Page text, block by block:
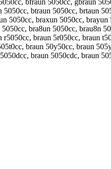
bfraun 5050cc, gbraun
btraun 5050cc, brtaun
5050cc, braxun 5050cc,
bra8un 5050cc, brau8n
braun 5r050cc, braun
braun 50y50cc, braun
braun 5050cdc, braun